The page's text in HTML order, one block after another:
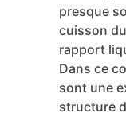
et un
espagnol
un plat
Pour
Ici,